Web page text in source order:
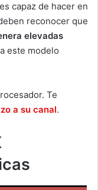
capaz de hacer en
reconocer que
elevadas
este modelo
Te
a su canal.